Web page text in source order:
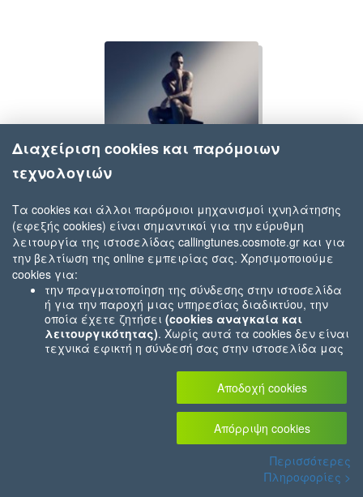
Robbie Williams
She's the One (XXV)
Διαχείριση cookies και παρόμοιων
τεχνολογιών
Τα cookies και άλλοι παρόμοιοι μηχανισμοί ιχνηλάτησης
(εφεξής cookies) είναι σημαντικοί για την εύρυθμη
λειτουργία της ιστοσελίδας callingtunes.cosmote.gr και για
την βελτίωση της online εμπειρίας σας. Χρησιμοποιούμε
cookies για:
την πραγματοποίηση της σύνδεσης στην ιστοσελίδα
ή για την παροχή μιας υπηρεσίας διαδικτύου, την
οποία έχετε ζητήσει (cookies αναγκαία και
λειτουργικότητας). Χωρίς αυτά τα cookies δεν είναι
τεχνικά εφικτή η σύνδεσή σας στην ιστοσελίδα μας
που εσείς μας ζητήσατε (π.χ.cookies που αφορούν
την καταχώρηση των αγορών σας στο ηλεκτρονικό
Για τον λόγο αυτό αυτά τα
cookies είναι πάντα ενεργοποιημένα.
μας επιτρέπουν να αντιληφθούμε πώς οι χρήστες
χρησιμοποιούν τον ιστότοπό μας και βοηθούν στο να
Αποδοχή cookies
Απόρριψη cookies
Περισσότερες
Πληροφορίες >